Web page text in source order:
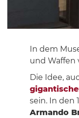
In dem
und Waffen
Die Idee,
sein. In den
Armando